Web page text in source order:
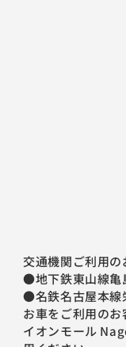
交通機関ご利用の
●地下鉄東山線亀
●名鉄名古屋本線
お車をご利用のお
イオンモール